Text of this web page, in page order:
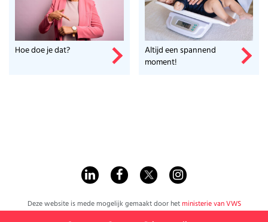
Hoe doe je dat?
Altijd een spannend
moment!
Deze website is mede mogelijk gemaakt door het ministerie van VWS